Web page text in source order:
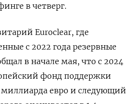
в четверг.
Euroclear, где
с 2022 года резервные
в начале мая, что с 2024
фонд ​поддержки
евро ​и следующий